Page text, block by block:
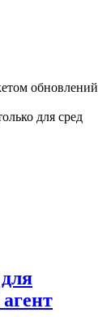
обновлений
для сред